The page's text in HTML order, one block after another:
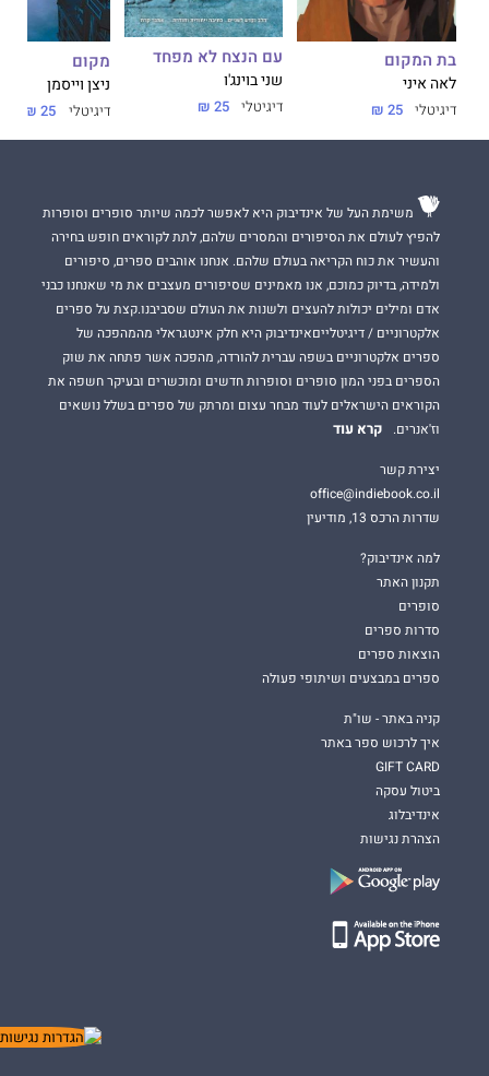
בת המקום
לאה איני
דיגיטלי 25 ₪
עם הנצח לא מפחד
שני בוינג'ו
דיגיטלי 25 ₪
מקום
ניצן וייסמן
דיגיטלי 25 ₪
משימת העל של אינדיבוק היא לאפשר לכמה שיותר סופרים וסופרות
להפיץ לעולם את הסיפורים והמסרים שלהם, לתת לקוראים חופש בחירה
והעשיר את כוח הקריאה בעולם שלהם. אנחנו אוהבים ספרים, סיפורים
ולמידה, בדיוק כמוכם, אנו מאמינים שסיפורים מעצבים את מי שאנחנו כבני
אדם ומילים יכולות להעצים ולשנות את העולם שסביבנו.קצת על ספרים
אלקטרוניים / דיגיטלייםאינדיבוק היא חלק אינטגראלי מהמהפכה של
ספרים אלקטרוניים בשפה עברית להורדה, מהפכה אשר פתחה את שוק
הספרים בפני המון סופרים וסופרות חדשים ומוכשרים ובעיקר חשפה את
הקוראים הישראלים לעוד מבחר עצום ומרתק של ספרים בשלל נושאים
וז'אנרים.
קרא עוד
יצירת קשר
office@indiebook.co.il
שדרות הרכס 13, מודיעין
למה אינדיבוק?
תקנון האתר
סופרים
סדרות ספרים
הוצאות ספרים
ספרים במבצעים ושיתופי פעולה
קניה באתר - שו"ת
איך לרכוש ספר באתר
GIFT CARD
ביטול עסקה
אינדיבלוג
הצהרת נגישות